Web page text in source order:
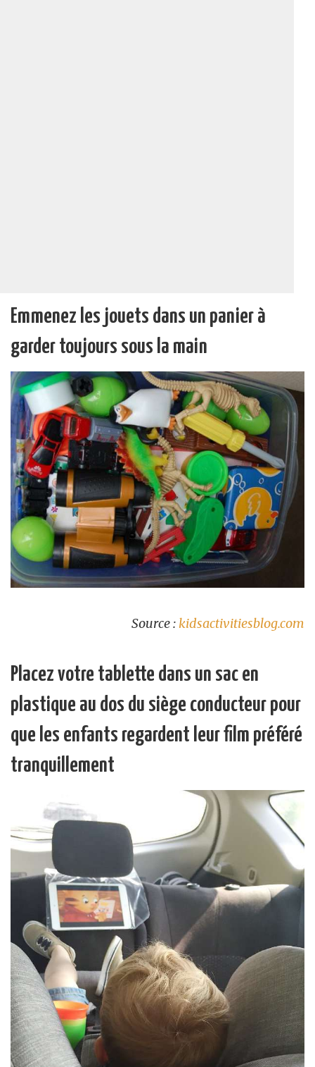
Emmenez les jouets dans un panier à
garder toujours sous la main
Source : kidsactivitiesblog.com
Placez votre tablette dans un sac en
plastique au dos du siège conducteur pour
que les enfants regardent leur film préféré
tranquillement